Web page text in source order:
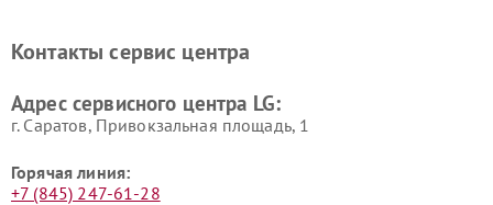
Ремонт морозильных камер
Ремонт вертикальных
Контакты сервис центра
Адрес сервисного центра LG:
г. Саратов, Привокзальная площадь, 1
Горячая линия:
+7 (845) 247-61-28